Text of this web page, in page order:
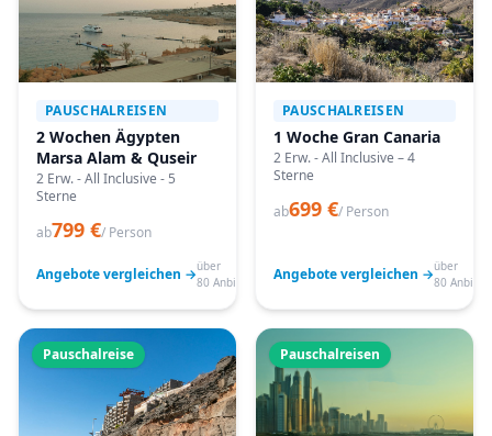
PAUSCHALREISEN
2 Wochen Ägypten
Marsa Alam & Quseir
2 Erw. - All Inclusive - 5
Sterne
ab799 €/ Person
Angebote vergleichen →über
80 Anbieter
PAUSCHALREISEN
1 Woche Gran Canaria
2 Erw. - All Inclusive – 4
Sterne
ab699 €/ Person
Angebote vergleichen →über
80
Pauschalreise Pauschalreisen